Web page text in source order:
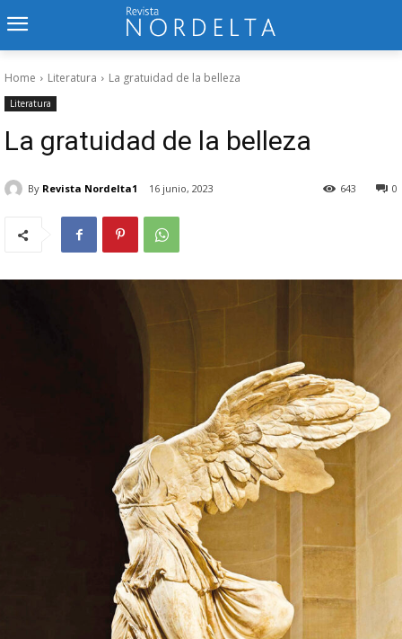
Home Literatura La gratuidad de la belleza
Literatura
La gratuidad de la belleza
By Revista Nordelta1 16 junio, 2023 0
643